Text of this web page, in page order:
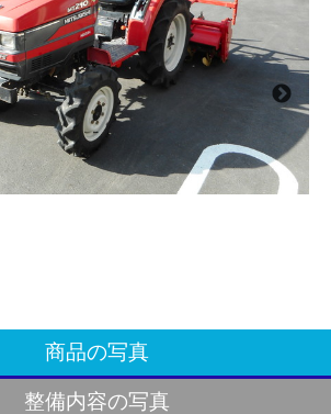
商品の写真
整備内容の写真